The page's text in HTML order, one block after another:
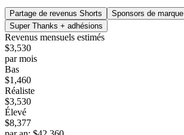
Partage de revenus Shorts Sponsors de marque
Super Thanks + adhésions
Revenus mensuels estimés
$3,530
par mois
Bas
$1,460
Réaliste
$3,530
Élevé
$8,377